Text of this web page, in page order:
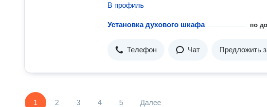
В профиль
Установка духового шкафа по
Телефон Чат Предложить
1 2 3 4 5 Далее